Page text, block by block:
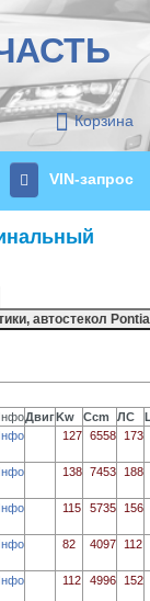
Корзина
VIN-запрос
ДвигKw Ccm ЛС
127 6558 173
138 7453 188
115 5735 156
82 4097 112
112 4996 152